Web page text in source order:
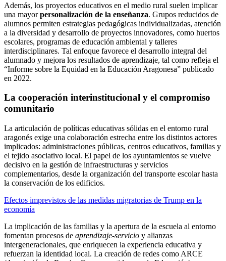
Además, los proyectos educativos en el medio rural suelen implicar
una mayorpersonalización de la enseñanza. Grupos reducidos de
alumnos permiten estrategias pedagógicas individualizadas, atención
a la diversidad y desarrollo de proyectos innovadores, como huertos
escolares, programas de educación ambiental y talleres
interdisciplinares. Tal enfoque favorece el desarrollo integral del
alumnado y mejora los resultados de aprendizaje, tal como refleja el
“Informe sobre la Equidad en la Educación Aragonesa” publicado
en 2022.
La cooperación interinstitucional y el compromiso
comunitario
La articulación de políticas educativas sólidas en el entorno rural
aragonés exige una colaboración estrecha entre los distintos actores
implicados: administraciones públicas, centros educativos, familias y
el tejido asociativo local. El papel de los ayuntamientos se vuelve
decisivo en la gestión de infraestructuras y servicios
complementarios, desde la organización del transporte escolar hasta
la conservación de los edificios.
Efectos imprevistos de las medidas migratorias de Trump en la
economía
La implicación de las familias y la apertura de la escuela al entorno
fomentan procesos de aprendizaje-servicio y alianzas
intergeneracionales, que enriquecen la experiencia educativa y
refuerzan la identidad local. La creación de redes como ARCE